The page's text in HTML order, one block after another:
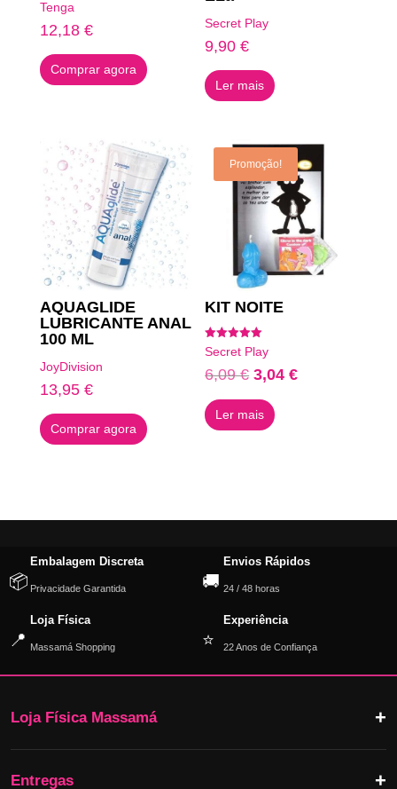
Tenga
12,18 €
Comprar agora
Secret Play
9,90€
Ler mais
AQUAGLIDE
LUBRICANTE ANAL
100 ML
JoyDivision
13,95 €
Comprar agora
Promoção!
KIT NOITE
Avaliação
5.00
de 5
Secret Play
6,09€ O
preço
original
3,04€O
Ler mais
📦
Embalagem Discreta
Privacidade Garantida 🚚
Envios Rápidos
24 / 48 horas
📍
Loja Física
Massamá Shopping ⭐
Experiência
22 Anos de Confiança
Loja Física Massamá
Entregas